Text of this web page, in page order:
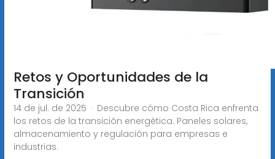
Retos y Oportunidades de la
Transición
14 de jul. de 2025 · Descubre cómo Costa Rica enfrenta
los retos de la transición energética. Paneles solares,
almacenamiento y regulación para empresas e
industrias.